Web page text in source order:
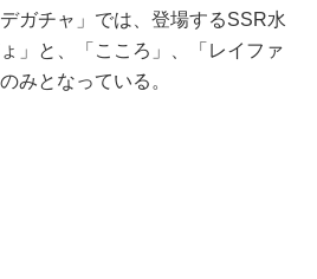
ガチャ」では、登場するSSR水
」と、「こころ」、「レイファ
みとなっている。